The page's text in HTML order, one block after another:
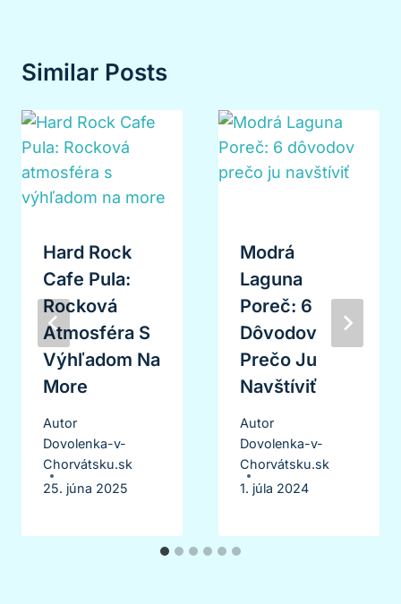
Similar Posts
Hard Rock
Cafe Pula:
Rocková
Atmosféra S
Výhľadom Na
More
Autor
Dovolenka-v-
Chorvátsku.sk
25. júna 2025
Modrá
Laguna
Poreč: 6
Dôvodov
Prečo Ju
Navštíviť
Autor
Dovolenka-v-
Chorvátsku.sk
1. júla 2024